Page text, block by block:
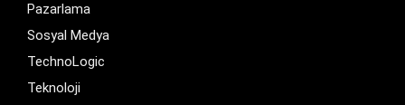
Pazarlama
Sosyal Medya
TechnoLogic
Teknoloji